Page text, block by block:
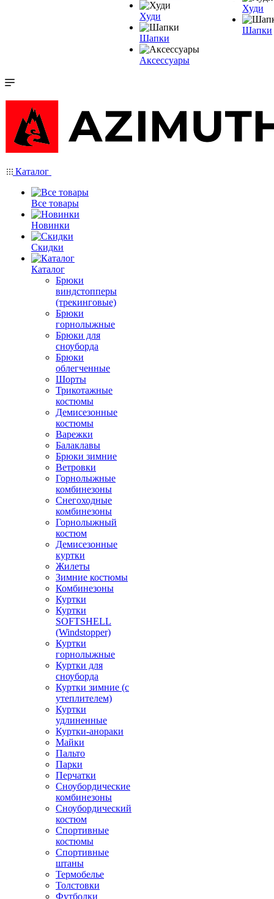
Худи
Шапки
Аксессуары
Худи
Шапки
Каталог
Все товары
Новинки
Скидки
Каталог
Брюки
виндстопперы
(трекинговые)
Брюки
горнолыжные
Брюки для
сноуборда
Брюки
облегченные
Шорты
Трикотажные
костюмы
Демисезонные
костюмы
Варежки
Балаклавы
Брюки зимние
Ветровки
Горнолыжные
комбинезоны
Снегоходные
комбинезоны
Горнолыжный
костюм
Демисезонные
куртки
Жилеты
Зимние костюмы
Комбинезоны
Куртки
Куртки
SOFTSHELL
(Windstopper)
Куртки
горнолыжные
Куртки для
сноуборда
Куртки зимние (с
утеплителем)
Куртки
удлиненные
Куртки-анораки
Майки
Пальто
Парки
Перчатки
Сноубордические
комбинезоны
Сноубордический
костюм
Спортивные
костюмы
Спортивные
штаны
Термобелье
Толстовки
Футболки